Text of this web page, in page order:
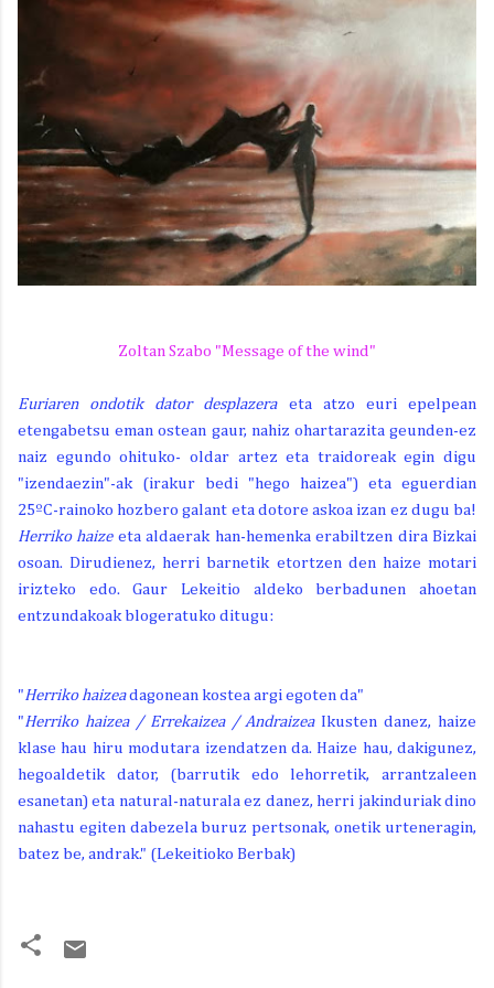
Zoltan Szabo "Message of the wind"
Euriaren ondotik dator desplazeraeta atzo euri epelpean
etengabetsu eman ostean gaur, nahiz ohartarazita geunden-ez
naiz egundo ohituko- oldar artez eta traidoreak egin digu
"izendaezin"-ak (irakur bedi "hego haizea") eta eguerdian
25ºC-rainoko hozbero galant eta dotore askoa izan ez dugu ba!
Herriko haizeeta aldaerak han-hemenka erabiltzen dira Bizkai
osoan. Dirudienez, herri barnetik etortzen den haize motari
irizteko edo. Gaur Lekeitio aldeko berbadunen ahoetan
entzundakoak blogeratuko ditugu:
" Herriko haizeadagonean kostea argi egoten da"
" Herriko haizea / Errekaizea / AndraizeaIkusten danez, haize
klase hau hiru modutara izendatzen da. Haize hau, dakigunez,
hegoaldetik dator, (barrutik edo lehorretik, arrantzaleen
esanetan) eta natural-naturala ez danez, herri jakinduriak dino
nahastu egiten dabezela buruz pertsonak, onetik urteneragin,
batez be, andrak." (Lekeitioko Berbak)